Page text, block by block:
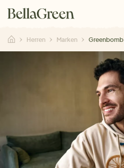
Herren Marken Greenbomb